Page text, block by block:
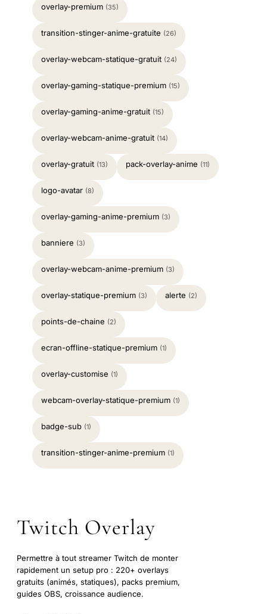
overlay-premium (35)
transition-stinger-anime-gratuite (26)
overlay-webcam-statique-gratuit (24)
overlay-gaming-statique-premium (15)
overlay-gaming-anime-gratuit (15)
overlay-webcam-anime-gratuit (14)
overlay-gratuit (13) pack-overlay-anime (11)
logo-avatar (8)
overlay-gaming-anime-premium (3)
banniere (3)
overlay-webcam-anime-premium (3)
overlay-statique-premium (3) alerte (2)
points-de-chaine (2)
ecran-offline-statique-premium (1)
overlay-customise (1)
webcam-overlay-statique-premium (1)
badge-sub (1)
transition-stinger-anime-premium (1)
Twitch Overlay
Permettre à tout streamer Twitch de monter
rapidement un setup pro : 220+ overlays
gratuits (animés, statiques), packs premium,
guides OBS, croissance audience.